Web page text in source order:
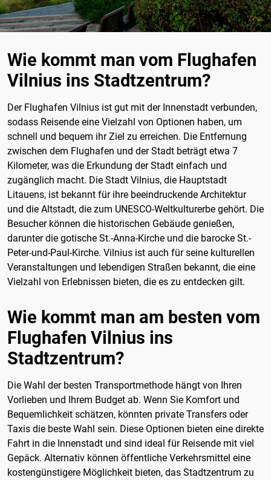
Wie kommt man vom Flughafen
Vilnius ins Stadtzentrum?
Der Flughafen Vilnius ist gut mit der Innenstadt verbunden,
sodass Reisende eine Vielzahl von Optionen haben, um
schnell und bequem ihr Ziel zu erreichen. Die Entfernung
zwischen dem Flughafen und der Stadt beträgt etwa 7
Kilometer, was die Erkundung der Stadt einfach und
zugänglich macht. Die Stadt Vilnius, die Hauptstadt
Litauens, ist bekannt für ihre beeindruckende Architektur
und die Altstadt, die zum UNESCO-Weltkulturerbe gehört. Die
Besucher können die historischen Gebäude genießen,
darunter die gotische St.-Anna-Kirche und die barocke St.-
Peter-und-Paul-Kirche. Vilnius ist auch für seine kulturellen
Veranstaltungen und lebendigen Straßen bekannt, die eine
Vielzahl von Erlebnissen bieten, die es zu entdecken gilt.
Wie kommt man am besten vom
Flughafen Vilnius ins
Stadtzentrum?
Die Wahl der besten Transportmethode hängt von Ihren
Vorlieben und Ihrem Budget ab. Wenn Sie Komfort und
Bequemlichkeit schätzen, könnten private Transfers oder
Taxis die beste Wahl sein. Diese Optionen bieten eine direkte
Fahrt in die Innenstadt und sind ideal für Reisende mit viel
Gepäck. Alternativ können öffentliche Verkehrsmittel eine
kostengünstigere Möglichkeit bieten, das Stadtzentrum zu